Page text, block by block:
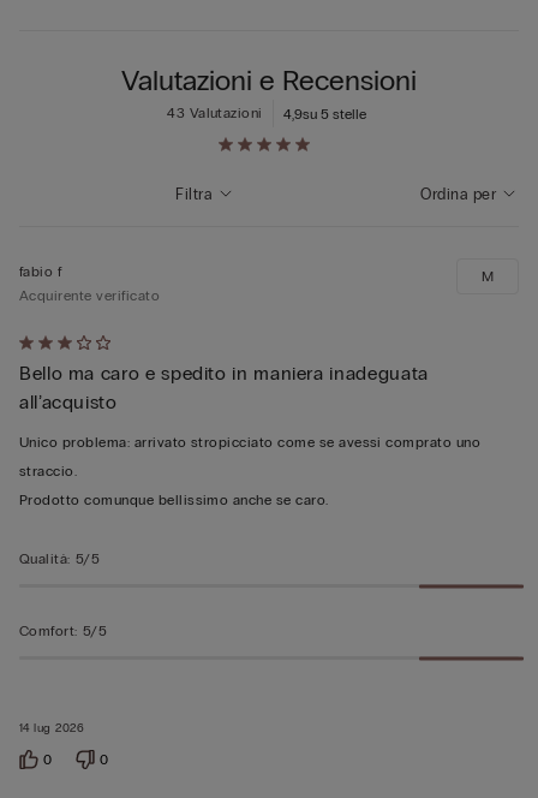
Valutazioni e Recensioni
4,9su 5 stelle
43 Valutazioni
Ordina per
Filtra
Valutato
3
su
5
14 lug 2026
fabio f
Acquirente verificato
Bello ma caro e spedito in maniera inadeguata
all’acquisto
Unico problema: arrivato stropicciato come se avessi comprato uno
straccio.
Prodotto comunque bellissimo anche se caro.
M
Qualità: 5/5
Comfort: 5/5
0 0